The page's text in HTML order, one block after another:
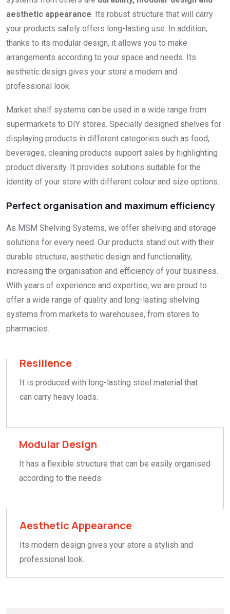
aesthetic appearance. Its robust structure that will carry
your products safely offers long-lasting use. In addition,
thanks to its modular design, it allows you to make
arrangements according to your space and needs. Its
aesthetic design gives your store a modern and
professional look.
Market shelf systems can be used in a wide range from
supermarkets to DIY stores. Specially designed shelves for
displaying products in different categories such as food,
beverages, cleaning products support sales by highlighting
product diversity. It provides solutions suitable for the
identity of your store with different colour and size options.
Perfect organisation and maximum efficiency
As MSM Shelving Systems, we offer shelving and storage
solutions for every need. Our products stand out with their
durable structure, aesthetic design and functionality,
increasing the organisation and efficiency of your business.
With years of experience and expertise, we are proud to
offer a wide range of quality and long-lasting shelving
systems from markets to warehouses, from stores to
pharmacies.
Resilience
It is produced with long-lasting steel material that
can carry heavy loads.
Modular Design
It has a flexible structure that can be easily organised
according to the needs.
Aesthetic Appearance
Its modern design gives your store a stylish and
professional look.